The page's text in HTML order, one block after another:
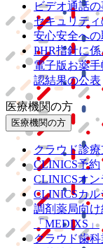
ビデオ通話
セキュリテ
安心安全へ
PHR指針に
電子版お薬
認結果の公表
医療機関の方
医療機関の方
クラウド診療
CLINICS予約
CLINICSオン
CLINICSカル
調剤薬局向
「MEDIXS」
クラウド歯科